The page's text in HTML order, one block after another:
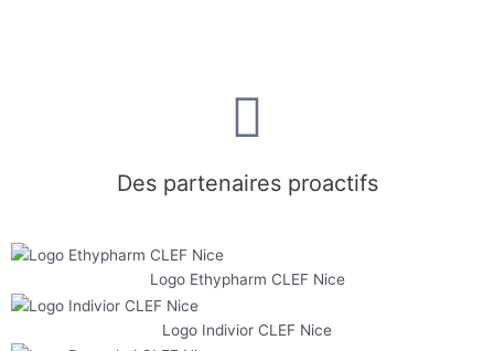
Des partenaires proactifs
Logo Ethypharm CLEF Nice
Logo Indivior CLEF Nice